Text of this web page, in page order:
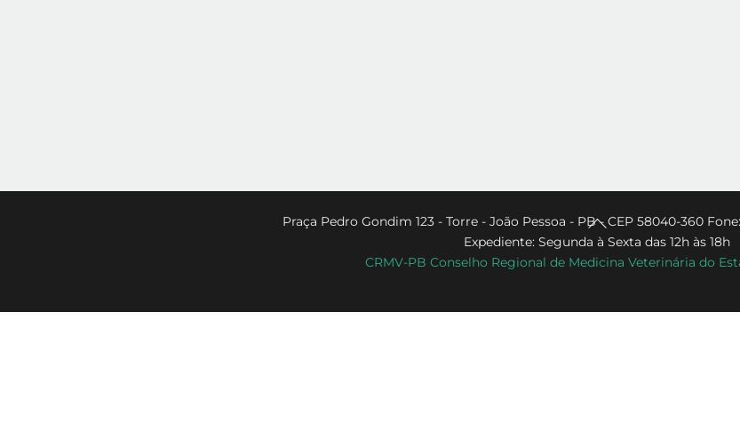
Back
To
Top
Praça Pedro Gondim 123 - Torre - João Pessoa - PB - CEP 58040-360
Expediente: Segunda à Sexta das 12h às 18h
CRMV-PB Conselho Regional de Medicina Veterinária do